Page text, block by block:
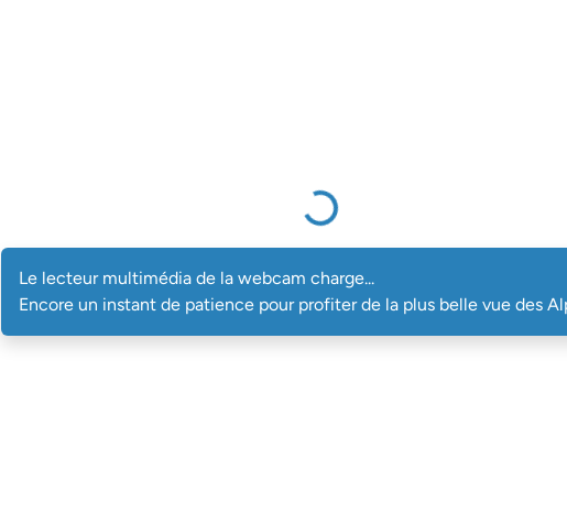
Le lecteur multimédia de la webcam charge...
Le lecteur multimédia de la webcam charge...
Encore un instant de patience pour profiter de la plus belle vue des